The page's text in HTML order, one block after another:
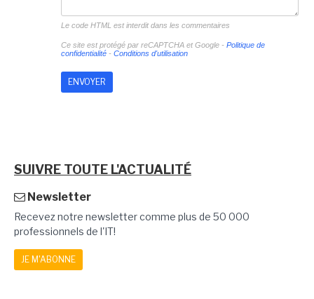
Le code HTML est interdit dans les commentaires
Ce site est protégé par reCAPTCHA et Google - Politique de
confidentialité- Conditions d'utilisation
SUIVRE TOUTE L'ACTUALITÉ
Newsletter
Recevez notre newsletter comme plus de 50 000
professionnels de l'IT!
JE M'ABONNE